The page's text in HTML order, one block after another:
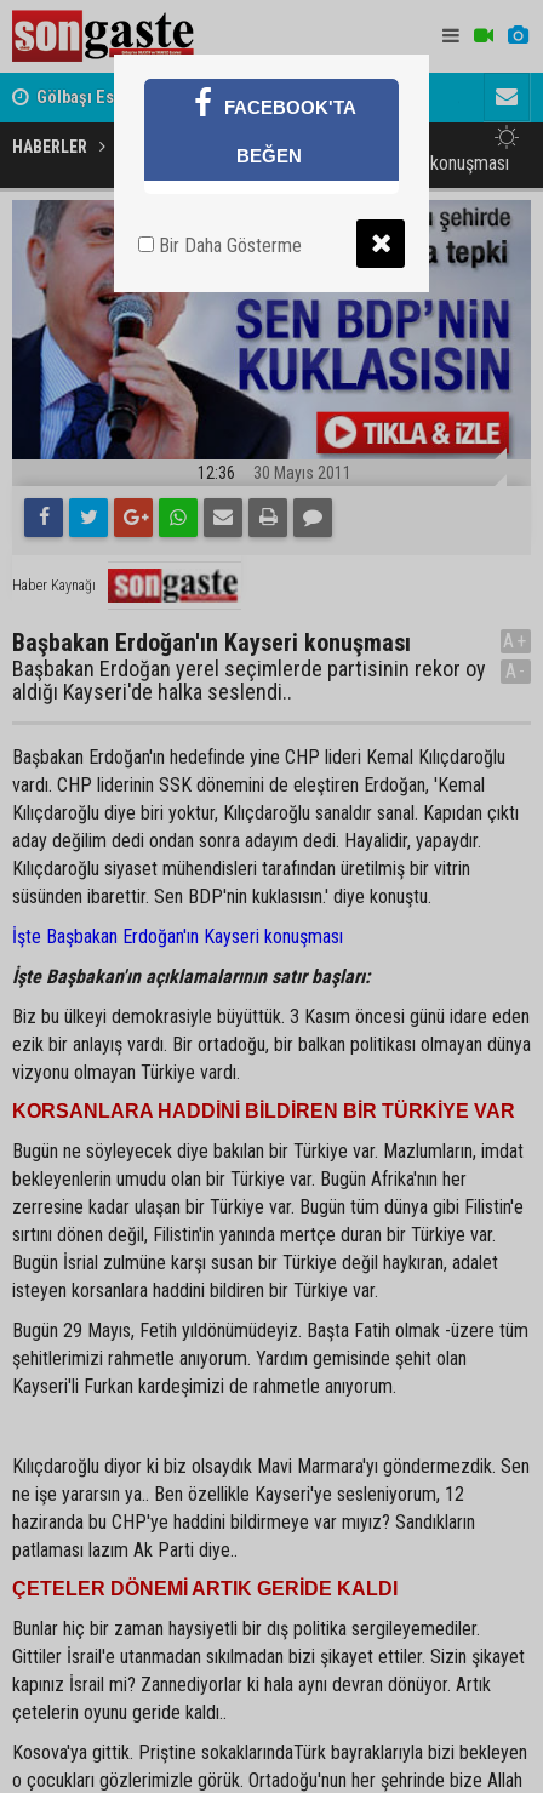
Gölbaşı Esnafının Sesi Ankara Kalkınma Ajansı'nda Avukat
akını
HABERLER
Başbakan Erdoğan'ın Kayseri konuşması
12:36 30 Mayıs 2011
Haber Kaynağı
Başbakan Erdoğan'ın Kayseri konuşması
Başbakan Erdoğan yerel seçimlerde partisinin rekor oy
aldığı Kayseri'de halka seslendi..
A+
A-
Başbakan Erdoğan'ın hedefinde yine CHP lideri Kemal Kılıçdaroğlu
vardı. CHP liderinin SSK dönemini de eleştiren Erdoğan, 'Kemal
Kılıçdaroğlu diye biri yoktur, Kılıçdaroğlu sanaldır sanal. Kapıdan çıktı
aday değilim dedi ondan sonra adayım dedi. Hayalidir, yapaydır.
Kılıçdaroğlu siyaset mühendisleri tarafından üretilmiş bir vitrin
süsünden ibarettir. Sen BDP'nin kuklasısın.' diye konuştu.
İşte Başbakan Erdoğan'ın Kayseri konuşması
İşte Başbakan'ın açıklamalarının satır başları:
Biz bu ülkeyi demokrasiyle büyüttük. 3 Kasım öncesi günü idare eden
ezik bir anlayış vardı. Bir ortadoğu, bir balkan politikası olmayan dünya
vizyonu olmayan Türkiye vardı.
KORSANLARA HADDİNİ BİLDİREN BİR TÜRKİYE VAR
Bugün ne söyleyecek diye bakılan bir Türkiye var. Mazlumların, imdat
bekleyenlerin umudu olan bir Türkiye var. Bugün Afrika'nın her
zerresine kadar ulaşan bir Türkiye var. Bugün tüm dünya gibi Filistin'e
sırtını dönen değil, Filistin'in yanında mertçe duran bir Türkiye var.
Bugün İsrial zulmüne karşı susan bir Türkiye değil haykıran, adalet
isteyen korsanlara haddini bildiren bir Türkiye var.
Bugün 29 Mayıs, Fetih yıldönümüdeyiz. Başta Fatih olmak -üzere tüm
şehitlerimizi rahmetle anıyorum. Yardım gemisinde şehit olan
Kayseri'li Furkan kardeşimizi de rahmetle anıyorum.
Kılıçdaroğlu diyor ki biz olsaydık Mavi Marmara'yı göndermezdik. Sen
ne işe yararsın ya.. Ben özellikle Kayseri'ye sesleniyorum, 12
haziranda bu CHP'ye haddini bildirmeye var mıyız? Sandıkların
patlaması lazım Ak Parti diye..
ÇETELER DÖNEMİ ARTIK GERİDE KALDI
Bunlar hiç bir zaman haysiyetli bir dış politika sergileyemediler.
Gittiler İsrail'e utanmadan sıkılmadan bizi şikayet ettiler. Sizin şikayet
kapınız İsrail mi? Zannediyorlar ki hala aynı devran dönüyor. Artık
çetelerin oyunu geride kaldı..
Kosova'ya gittik. Priştine sokaklarındaTürk bayraklarıyla bizi bekleyen
o çocukları gözlerimizle görük. Ortadoğu'nun her şehrinde bize Allah
FACEBOOK'TA
BEĞEN
Bir Daha Gösterme